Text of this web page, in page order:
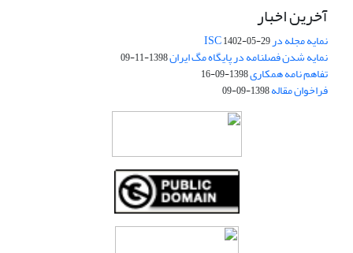
آخرین اخبار
نمایه مجله در ISC1402-05-29
نمایه شدن فصلنامه در پایگاه مگ ایران1398-11-09
تفاهم نامه همکاری1398-09-16
فراخوان مقاله1398-09-09